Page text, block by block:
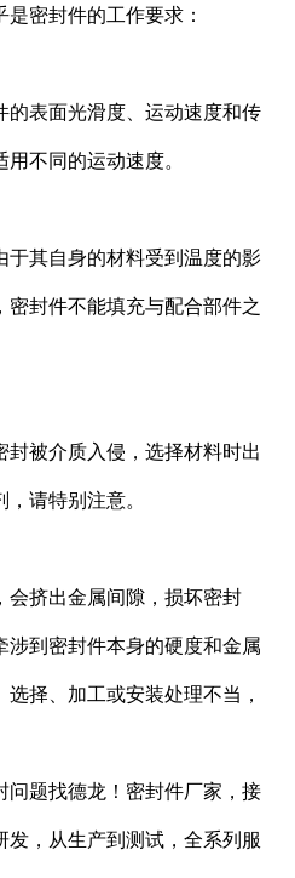
密封件的工作要求：
的表面光滑度、运动速度和传
不同的运动速度。
于其自身的材料受到温度的影
封件不能填充与配合部件之
被介质入侵，选择材料时出
请特别注意。
会挤出金属间隙，损坏密封
到密封件本身的硬度和金属
择、加工或安装处理不当，
问题找德龙！密封件厂家，接
，从生产到测试，全系列服